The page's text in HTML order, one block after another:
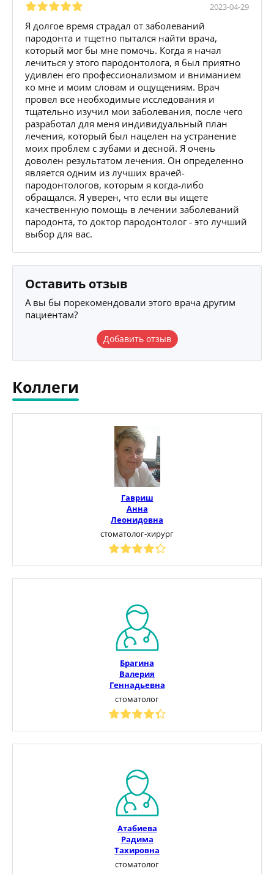
2023-04-29
Я долгое время страдал от заболеваний
пародонта и тщетно пытался найти врача,
который мог бы мне помочь. Когда я начал
лечиться у этого пародонтолога, я был приятно
удивлен его профессионализмом и вниманием
ко мне и моим словам и ощущениям. Врач
провел все необходимые исследования и
тщательно изучил мои заболевания, после чего
разработал для меня индивидуальный план
лечения, который был нацелен на устранение
моих проблем с зубами и десной. Я очень
доволен результатом лечения. Он определенно
является одним из лучших врачей-
пародонтологов, которым я когда-либо
обращался. Я уверен, что если вы ищете
качественную помощь в лечении заболеваний
пародонта, то доктор пародонтолог - это лучший
выбор для вас.
Оставить отзыв
А вы бы порекомендовали этого врача другим
пациентам?
Добавить отзыв
Коллеги
Гавриш
Анна
Леонидовна
стоматолог-хирург
Брагина
Валерия
Геннадьевна
стоматолог
Атабиева
Радима
Тахировна
стоматолог